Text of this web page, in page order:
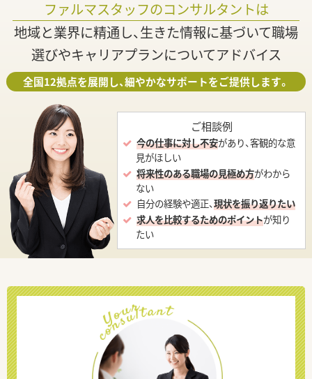
ファルマスタッフのコンサルタントは
地域と業界に精通し、生きた情報に基づいて職場
選びやキャリアプランについてアドバイス
全国12拠点を展開し、細やかなサポートをご提供します。
ご相談例
今の仕事に対し不安があり、客観的な意
見がほしい
将来性のある職場の見極め方がわから
ない
自分の経験や適正、現状を振り返りたい
求人を比較するためのポイントが知り
たい